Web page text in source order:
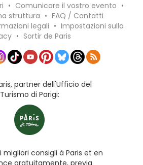
• Comunicare il vostro evento •
struttura • FAQ / Contatti
legali • Impostazioni sulla
• Sortir de Paris
partner dell'Ufficio del
Turismo di Parigi:
migliori consigli à Paris et en